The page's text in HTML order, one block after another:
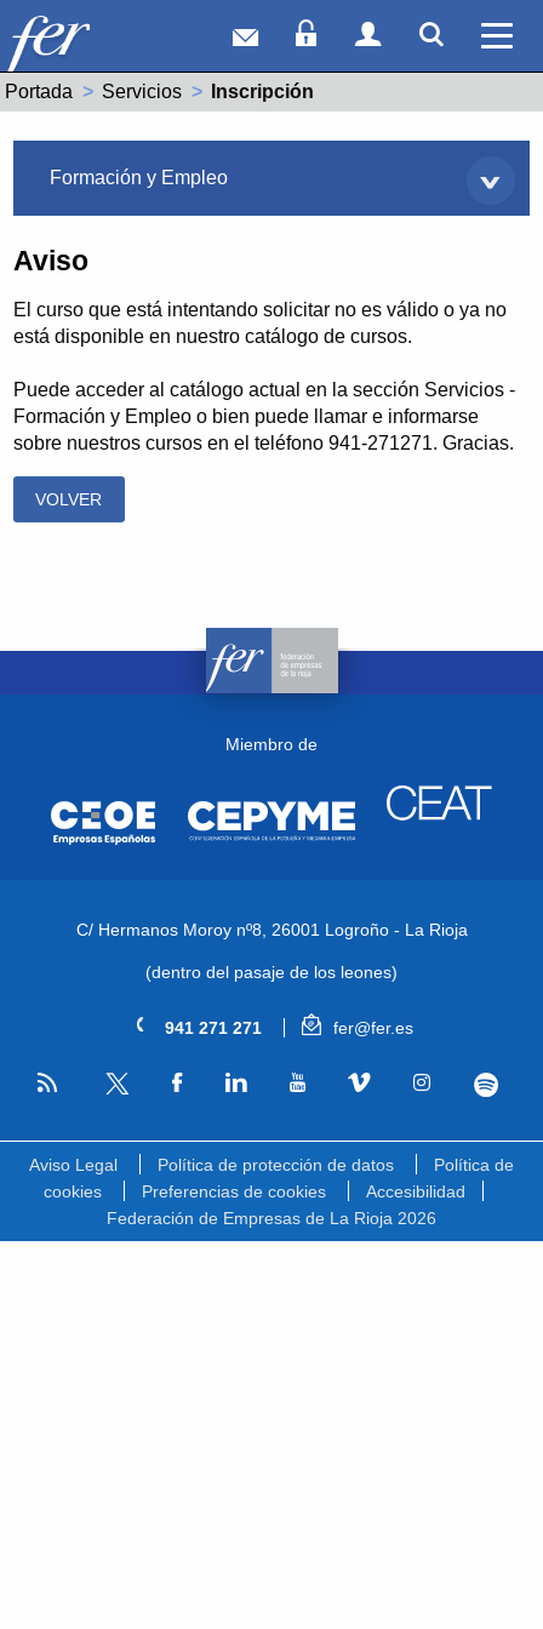
Correo webAcceso Socios
Acceso
Portada Servicios Actual:
Inscripción
Formación y Empleo
Aviso
El curso que está intentando solicitar no es válido o ya no
está disponible en nuestro catálogo de cursos.
Puede acceder al catálogo actual en la sección Servicios -
Formación y Empleo o bien puede llamar e informarse
sobre nuestros cursos en el teléfono 941-271271. Gracias.
VOLVER
Miembro de
C/ Hermanos Moroy nº8, 26001 Logroño - La Rioja
(dentro del pasaje de los leones)
941 271 271 fer@fer.es
RSS
Aviso Legal Política de protección de datos
Política de
cookies
Preferencias de cookies
Accesibilidad
Federación de Empresas de La Rioja 2026